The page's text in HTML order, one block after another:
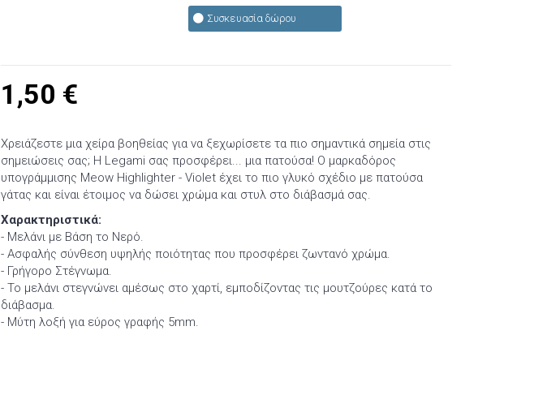
Συσκευασία δώρου
1,50 €
Χρειάζεστε μια χείρα βοηθείας για να ξεχωρίσετε τα πιο σημαντικά σημεία στις
σημειώσεις σας; Η Legami σας προσφέρει... μια πατούσα! Ο μαρκαδόρος
υπογράμμισης Meow Highlighter - Violet έχει το πιο γλυκό σχέδιο με πατούσα
γάτας και είναι έτοιμος να δώσει χρώμα και στυλ στο διάβασμά σας.
Χαρακτηριστικά:
- Μελάνι με Βάση το Νερό.
- Ασφαλής σύνθεση υψηλής ποιότητας που προσφέρει ζωντανό χρώμα.
- Γρήγορο Στέγνωμα.
- Το μελάνι στεγνώνει αμέσως στο χαρτί, εμποδίζοντας τις μουτζούρες κατά το
διάβασμα.
- Μύτη λοξή για εύρος γραφής 5mm.